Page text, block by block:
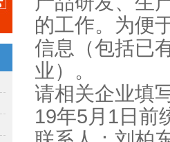
的工作。为便
信息（包括已
业）。
请相关企业填
19年5月1日前